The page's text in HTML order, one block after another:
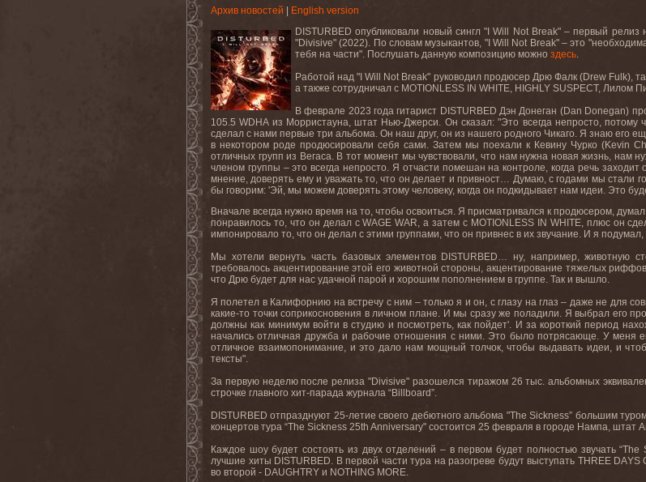
Архив новостей
English version
DISTURBED опубликовали новый сингл " Will Not Break" – первый релиз
"Divisive" (2022). По словам музыкантов, "I Will Not Break" – это
тебя на части". Послушать данную композицию можно здесь.
Работой над " Will Not Break" руководил продюсер Дрю Фалк(Drew Fulk),
а также сотрудничал с MOTIONLESS IN WHITE, HIGHLY SUSPECT, Лилом
В феврале 2023 года гитарист DISTURBED Дэн Донеган (Dan Donegan)
105.5WDHA из Морристауна, штат Нью-Джерси. Он сказал: "Это всегда непросто,
сделал с нами первые три альбома. Он наш друг, он из нашего родного Чикаго. Я знаю его
в некотором роде продюсировали себя сами. Затем мы поехали к Кевину Чурко (Kevin
отличных групп из Вегаса. В тот момент мы чувствовали,что нам нужна новая жизнь, нам
членом группы – это всегда непросто. Я отчасти помешан на контроле, когда речь
мнение, доверять ему и уважать то, что он делает и привност… Думаю, с годами мы стали
бы говорим: 'Эй, мы можем доверять этому человеку, когда он подкидывает нам идеи. Это
Вначале всегда нужно время на то, чтобы освоиться. Я присматривался к продюсером,
понравилось то, что он делал сWAGE WAR, а затем с MOTIONLESS IN WHITE, плюс он
импонировало то, что он делал с этими группами, что он привнес в их звучание. И я
Мы хотели вернуть часть базовых элементов DISTURBED… ну, например, животную
требовалось акцентирование этой его животной стороны, акцентирование тяжелых
что Дрю будет для нас удачной парой и хорошим пополнением в группе. Так и вышло.
Я полетел в Калифорнию на встречу с ним – только я и он, с глазу на глаз – даже не для
какие-то точки соприкосновения в личном плане. И мы сразу же поладили. Я выбрал его
должны как минимум войти в студию и посмотреть, как пойдет'. И за короткий период
начались отличная дружба и рабочие отношения с ними. Это было потрясающе. У меня
отличное взаимопонимание, и это дало нам мощный толчок, чтобы выдавать идеи, и
тексты".
За первую неделю после релиза "Divisive" разошелся тиражом 26 тыс. альбомных
строчке главного хит-парада журнала “Billboard”.
DISTURBED отпразднуют 25-летие своего дебютного альбома "The Sickness” большим
концертов тура “The Sickness 25th Anniversary" состоится 25 февраля в городе Нампа, штат
Каждое шоу будет состоять из двух отделений – в первом будет полностью звучать
лучшие хиты DISTURBED. В первой части тура на разогреве будут выступать THREE
во второй - DAUGHTRY и NOTHING MORE.